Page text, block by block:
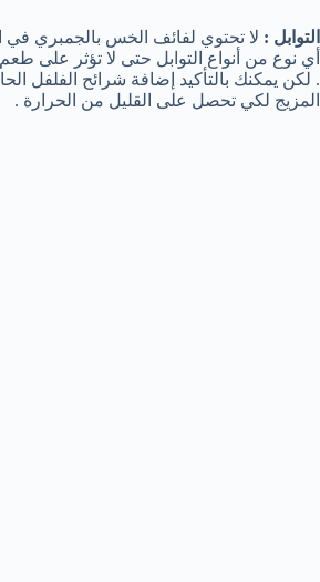
التوابل : لا تحتوي لفائف الخس بالجمبري في
أي نوع من أنواع التوابل حتى لا تؤثر على
. لكن يمكنك بالتأكيد إضافة شرائح الفلفل
المزيج لكي تحصل على القليل من الحرارة .